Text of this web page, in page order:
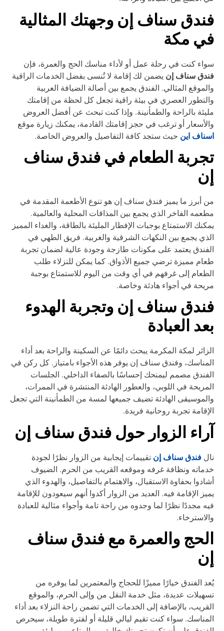
سناف إن وجهتك المثالية
مكة
كنت في رحلة عمل أو لأداء مناسك الحج والعمرة، فإن
سناف إنيضمن لك إقامة لا تُنسى بفضل الخدمات الراقية
المثالي. الفندق يجمع بين أصالة الضيافة العربية
العصري في بيئة راقية تجعل كل لحظة من إقامتك
بالراحة والطمأنينة. وإذا كنت تبحث عن أفضل العروض
أو ترغب في حجز إقامتك القادمة، يمكنك زيارة موقع
اینحيث ستجد كافة التفاصيل والعروض الخاصة.
الطعام في فندق سناف
أبرز ما يميز فندق سناف إن هو تنوع الأطعمة المقدمة في
الفاخر الذي يجمع بين المذاقات المحلية والعالمية.
الاستمتاع بوجبات الإفطار المليئة بالطاقة، والغداء المميز
يجمع بين النكهات الشرقية والغربية. فريق الطهي في
يعتمد على مكونات طازجة وجودة عالية لضمان تجربة
مميزة ترضي جميع الأذواق. كما يمكن للنزلاء طلب
إلى غرفهم في أي وقت من اليوم للاستمتاع بوجبة
في أجواء هادئة وخاصة.
سناف إن وتجربة الهدوء
العبادة
لمكة المكرمة يبحث دائمًا عن السكينة والراحة بعد أداء
وفندق سناف إن يوفر هذه الأجواء بامتياز. كل ركن في
مصمم ليمنحك إحساسًا بالصفاء الداخلي. الجلسات
في اللوبي، والعطور الهادئة المنتشرة في الممرات،
الهادئة تضيف جميعها لمسة من الطمأنينة التي تجعل
تجربة روحانية فريدة.
الزوار حول فندق سناف إن
فندق سناف إنتقييمات إيجابية من الزوار نظرًا لجودة
ونظافة غرفه وموقعه القريب من الحرم. الضيوف
بحفاوة الاستقبال، والاهتمام بالتفاصيل، والهدوء الذي
الإقامة فيه. العديد من الزوار أكدوا أنهم سيعودون للإقامة
مجددًا نظرًا لما وجدوه من راحة تامة وأجواء مثالية للعبادة
والعمرة مع فندق سناف
الفندق خيارًا مميزًا للحجاج والمعتمرين لما يوفره من
عديدة، مثل خدمة النقل من وإلى الحرم، والموقع
بالإضافة إلى الخدمات التي تضمن راحة النزلاء بعد أداء
سواء كنت تقيم ليالي قليلة أو لفترة طويلة، سيحرص